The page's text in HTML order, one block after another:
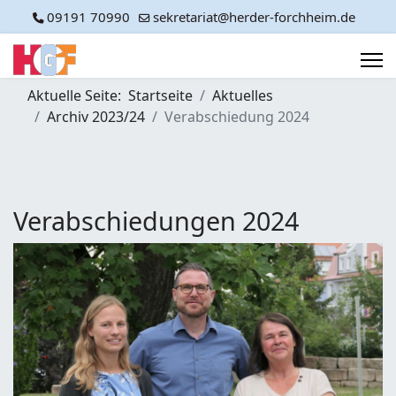
09191 70990 sekretariat@herder-forchheim.de
Aktuelle Seite: Startseite
Aktuelles
Archiv 2023/24
Verabschiedung 2024
Verabschiedungen 2024